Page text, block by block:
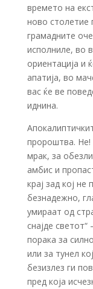
времето на
ново столетие
грамадните
исполниле, во
ориентација и
апатија, во
вас ќе ве
иднина.
пророштва. Не!
мрак, за
амбис и
крај зад кој
безнадежно,
умираат од
снајде
порака за
или за тунел
безизлез ги
пред која